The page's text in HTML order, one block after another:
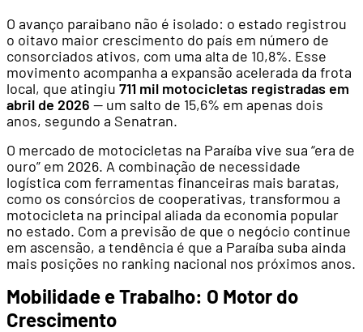
O avanço paraibano não é isolado: o estado registrou
o oitavo maior crescimento do país em número de
consorciados ativos, com uma alta de 10,8%. Esse
movimento acompanha a expansão acelerada da frota
local, que atingiu 711 mil motocicletas registradas em
abril de 2026 — um salto de 15,6% em apenas dois
anos, segundo a Senatran.
O mercado de motocicletas na Paraíba vive sua “era de
ouro” em 2026. A combinação de necessidade
logística com ferramentas financeiras mais baratas,
como os consórcios de cooperativas, transformou a
motocicleta na principal aliada da economia popular
no estado. Com a previsão de que o negócio continue
em ascensão, a tendência é que a Paraíba suba ainda
mais posições no ranking nacional nos próximos anos.
Mobilidade e Trabalho: O Motor do
Crescimento